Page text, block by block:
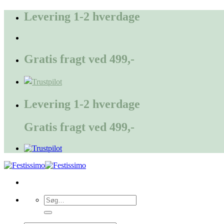
FortsætLevering 1-2 hverdage
Gratis fragt ved 499,-
Levering 1-2 hverdage
Gratis fragt ved 499,-
Søg
efter: